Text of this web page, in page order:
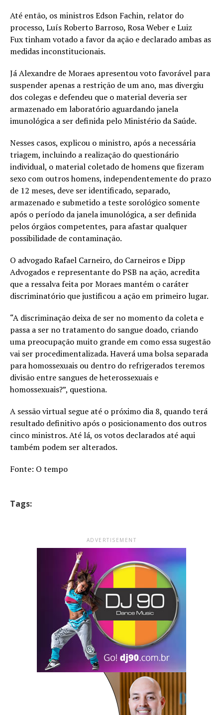
Até então, os ministros Edson Fachin, relator do
processo, Luís Roberto Barroso, Rosa Weber e Luiz
Fux tinham votado a favor da ação e declarado ambas as
medidas inconstitucionais.
Já Alexandre de Moraes apresentou voto favorável para
suspender apenas a restrição de um ano, mas divergiu
dos colegas e defendeu que o material deveria ser
armazenado em laboratório aguardando janela
imunológica a ser definida pelo Ministério da Saúde.
Nesses casos, explicou o ministro, após a necessária
triagem, incluindo a realização do questionário
individual, o material coletado de homens que fizeram
sexo com outros homens, independentemente do prazo
de 12 meses, deve ser identificado, separado,
armazenado e submetido a teste sorológico somente
após o período da janela imunológica, a ser definida
pelos órgãos competentes, para afastar qualquer
possibilidade de contaminação.
O advogado Rafael Carneiro, do Carneiros e Dipp
Advogados e representante do PSB na ação, acredita
que a ressalva feita por Moraes mantém o caráter
discriminatório que justificou a ação em primeiro lugar.
“A discriminação deixa de ser no momento da coleta e
passa a ser no tratamento do sangue doado, criando
uma preocupação muito grande em como essa sugestão
vai ser procedimentalizada. Haverá uma bolsa separada
para homossexuais ou dentro do refrigerados teremos
divisão entre sangues de heterossexuais e
homossexuais?”, questiona.
A sessão virtual segue até o próximo dia 8, quando terá
resultado definitivo após o posicionamento dos outros
cinco ministros. Até lá, os votos declarados até aqui
também podem ser alterados.
Fonte: O tempo
Tags:
ADVERTISEMENT